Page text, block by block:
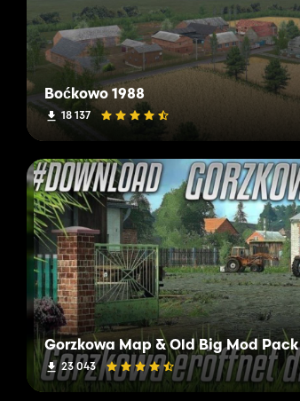
Boćkowo 1988
18 137
Gorzkowa Map & Old Big Mod Pack
23 043